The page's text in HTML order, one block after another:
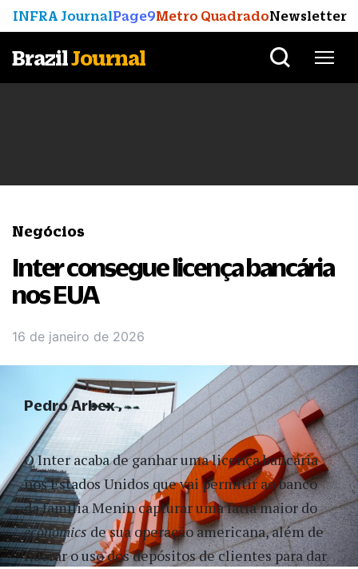
INFRA JournalPage9Metro QuadradoNewsletter
BrazilJournal
Negócios
Inter consegue licença bancária
nos EUA
16 de janeiro de 2026
O Inter acaba de ganhar uma licença bancária
nos Estados Unidos que vai permitir ao banco
da família Menin capturar uma fatia maior do
economicsde sua operação americana, além de
liberar o uso dos depósitos de clientes para dar
Pedro Arbex